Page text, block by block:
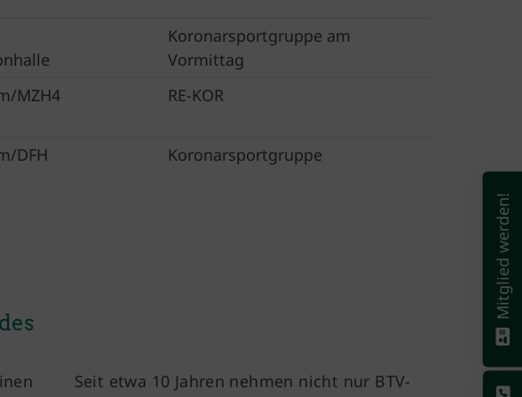
Koronarsportgruppe am
Vormittag
MZH4 RE-KOR
DFH Koronarsportgruppe
Seit etwa 10 Jahren nehmen nicht nur BTV-
Mitglied werden!